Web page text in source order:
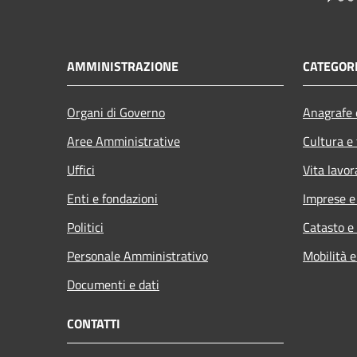
AMMINISTRAZIONE
Organi di Governo
Aree Amministrative
Uffici
Enti e fondazioni
Politici
Personale Amministrativo
Documenti e dati
Cultura
Vita
Imprese
Catasto
Mobilità
CONTATTI